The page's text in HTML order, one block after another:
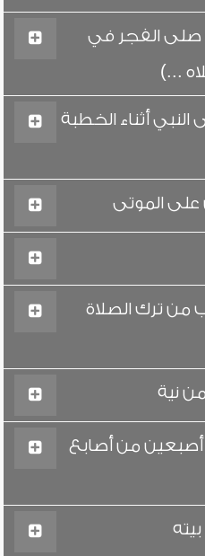
الفجر في
...)
أثناء الخطبة
على الموتى
ترك الصلاة
نية
من أصابع